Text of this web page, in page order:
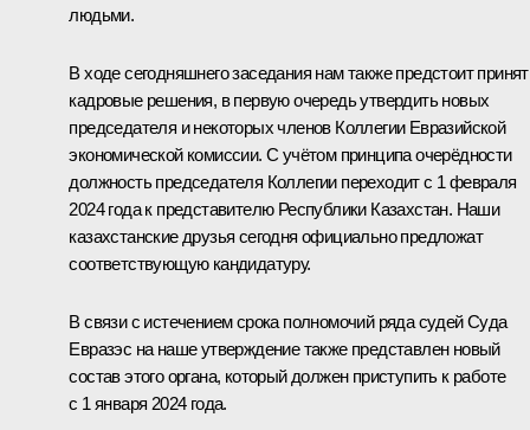
людьми.
В ходе сегодняшнего заседания нам также предстоит
кадровые решения, в первую очередь утвердить новых
председателя и некоторых членов Коллегии Евразийской
экономической комиссии. С учётом принципа очерёдности
должность председателя Коллегии переходит с 1 февраля
2024 года к представителю Республики Казахстан. Наши
казахстанские друзья сегодня официально предложат
соответствующую кандидатуру.
В связи с истечением срока полномочий ряда судей Суда
Евразэс на наше утверждение также представлен новый
состав этого органа, который должен приступить к работе
с 1 января 2024 года.